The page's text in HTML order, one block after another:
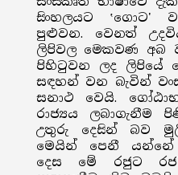
සිංහලයට ‛ගොට'
පුළුවන. වෙනත්
ලිපිවල මෙකවණ අබ
පිහිටුවන ලද ලිපියේ
සඳහන් වන බැවින්
සනාථ වෙයි.
රාජ්‍යය ලබාගැනීම
උතුරු දෙසින් බව
මෙයින් පෙනී යන්නේ
දෙස මේ රජුට